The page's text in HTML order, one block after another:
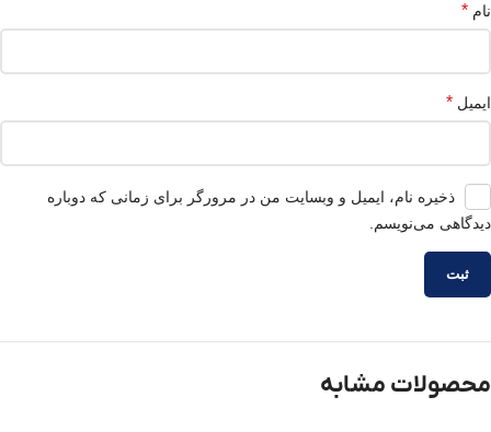
نام *
ایمیل *
ذخیره نام، ایمیل و وبسایت من در مرورگر برای زمانی که دوباره
دیدگاهی می‌نویسم.
محصولات مشابه